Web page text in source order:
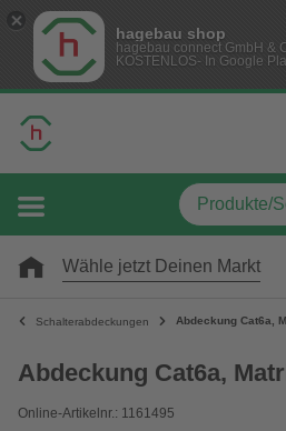
hagebau shop
hagebau connect GmbH &
KOSTENLOS- In Google
Wähle jetzt Deinen Markt
Schalterabdeckungen Abdeckung Cat6a,
Abdeckung Cat6a,
Online-Artikelnr.: 1161495